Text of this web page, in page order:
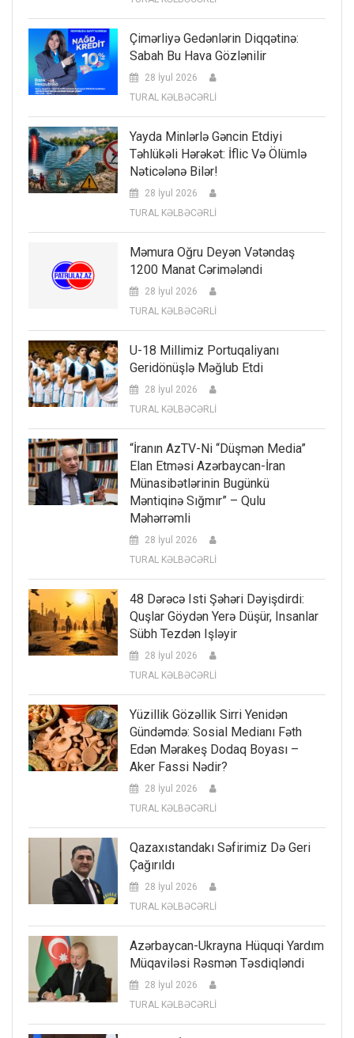
Çimərliyə Gedənlərin Diqqətinə:
Sabah Bu Hava Gözlənilir
28 İyul 2026
TURAL KƏLBƏCƏRLİ
Yayda Minlərlə Gəncin Etdiyi
Təhlükəli Hərəkət: İflic Və Ölümlə
Nəticələnə Bilər!
28 İyul 2026
TURAL KƏLBƏCƏRLİ
Məmura Oğru Deyən Vətəndaş
1200 Manat Cərimələndi
28 İyul 2026
TURAL KƏLBƏCƏRLİ
U-18 Millimiz Portuqaliyanı
Geridönüşlə Məğlub Etdi
28 İyul 2026
TURAL KƏLBƏCƏRLİ
“İranın AzTV-Ni “düşmən Media”
Elan Etməsi Azərbaycan-İran
Münasibətlərinin Bugünkü
Məntiqinə Sığmır” – Qulu
Məhərrəmli
28 İyul 2026
TURAL KƏLBƏCƏRLİ
48 Dərəcə Isti Şəhəri Dəyişdirdi:
Quşlar Göydən Yerə Düşür, Insanlar
Sübh Tezdən Işləyir
28 İyul 2026
TURAL KƏLBƏCƏRLİ
Yüzillik Gözəllik Sirri Yenidən
Gündəmdə: Sosial Medianı Fəth
Edən Mərakeş Dodaq Boyası –
Aker Fassi Nədir?
28 İyul 2026
TURAL KƏLBƏCƏRLİ
Qazaxıstandakı Səfirimiz Də Geri
Çağırıldı
28 İyul 2026
TURAL KƏLBƏCƏRLİ
Azərbaycan-Ukrayna Hüquqi Yardım
Müqaviləsi Rəsmən Təsdiqləndi
28 İyul 2026
TURAL KƏLBƏCƏRLİ